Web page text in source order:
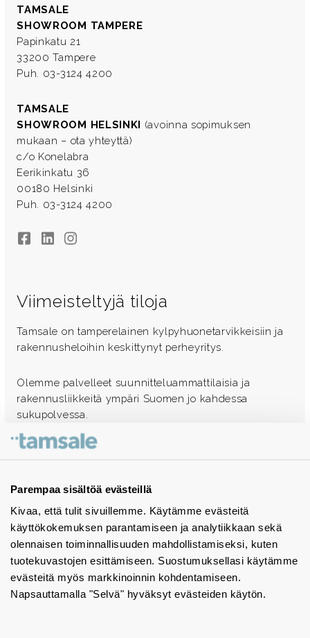
Parempaa sisältöä evästeillä
Kivaa, että tulit sivuillemme. Käytämme evästeitä
käyttökokemuksen parantamiseen ja analytiikkaan sekä
olennaisen toiminnallisuuden mahdollistamiseksi, kuten
tuotekuvastojen esittämiseen. Suostumuksellasi käytämme
evästeitä myös markkinoinnin kohdentamiseen.
Napsauttamalla "Selvä" hyväksyt evästeiden käytön.
TAMSALE
SHOWROOM TAMPERE
Papinkatu 21
33200 Tampere
Puh. 03-3124 4200
TAMSALE
SHOWROOM HELSINKI (avoinna sopimuksen
mukaan – ota yhteyttä)
c/o Konelabra
Eerikinkatu 36
00180 Helsinki
Puh. 03-3124 4200
FacebookLinkedInInstagram
Viimeisteltyjä tiloja
Tamsale on tamperelainen kylpyhuonetarvikkeisiin ja
rakennusheloihin keskittynyt perheyritys.
Olemme palvelleet suunnitteluammattilaisia ja
rakennusliikkeitä ympäri Suomen jo kahdessa
sukupolvessa.
Ota yhteyttä - autamme mielellämme
Tuotekuvastot
Instagram
BIM-objektit
Yhteystiedot
Tiedotteet